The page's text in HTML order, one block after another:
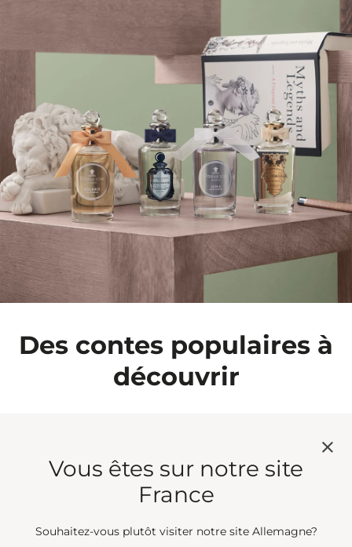
Des contes populaires à
découvrir
Vous êtes sur notre site
France
Souhaitez-vous plutôt visiter notre site Allemagne?